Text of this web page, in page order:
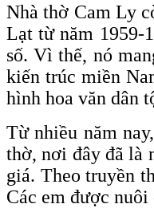
Nhà thờ Cam Ly
Lạt từ năm 1959-
số. Vì thế, nó
kiến trúc miền
hình hoa văn dân
Từ nhiều năm
thờ, nơi đây đã là
giá. Theo truyền
Các em được